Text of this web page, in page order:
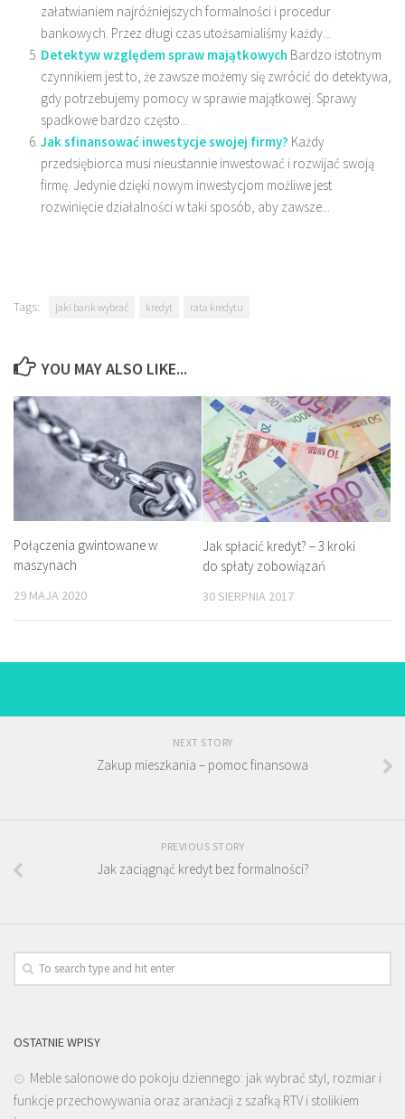
załatwianiem najróżniejszych formalności i procedur
bankowych. Przez długi czas utożsamialiśmy każdy...
Detektyw względem spraw majątkowych Bardzo istotnym
czynnikiem jest to, że zawsze możemy się zwrócić do detektywa,
gdy potrzebujemy pomocy w sprawie majątkowej. Sprawy
spadkowe bardzo często...
Jak sfinansować inwestycje swojej firmy? Każdy
przedsiębiorca musi nieustannie inwestować i rozwijać swoją
firmę. Jedynie dzięki nowym inwestycjom możliwe jest
rozwinięcie działalności w taki sposób, aby zawsze...
Tags: jaki bank wybrać kredyt rata kredytu
YOU MAY ALSO LIKE...
Połączenia gwintowane w
maszynach
29 MAJA 2020
Jak spłacić kredyt? – 3 kroki
do spłaty zobowiązań
30 SIERPNIA 2017
NEXT STORY
Zakup mieszkania – pomoc finansowa
PREVIOUS STORY
Jak zaciągnąć kredyt bez formalności?
OSTATNIE WPISY
Meble salonowe do pokoju dziennego: jak wybrać styl, rozmiar i
funkcje przechowywania oraz aranżacji z szafką RTV i stolikiem